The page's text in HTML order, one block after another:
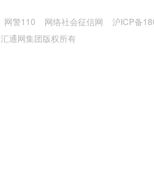
网警110 网络社会征信网
沪ICP备
汇通网集团版权所有